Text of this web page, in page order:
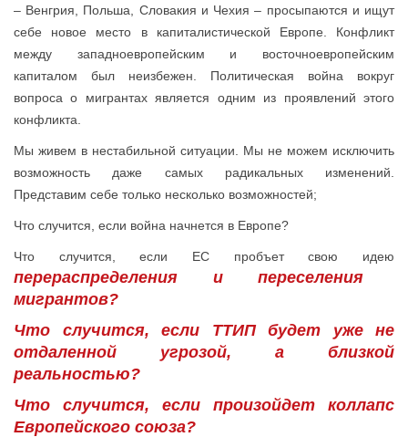
– Венгрия, Польша, Словакия и Чехия – просыпаются и ищут
себе новое место в капиталистической Европе. Конфликт
между западноевропейским и восточноевропейским
капиталом был неизбежен. Политическая война вокруг
вопроса о мигрантах является одним из проявлений этого
конфликта.
Мы живем в нестабильной ситуации. Мы не можем исключить
возможность даже самых радикальных изменений.
Представим себе только несколько возможностей;
Что случится, если война начнется в Европе?
Что случится, если ЕС пробъет свою идею
перераспределения и переселения
мигрантов?
Что случится, если ТТИП будет уже не
отдаленной угрозой, а близкой
реальностью?
Что случится, если произойдет коллапс
Европейского союза?